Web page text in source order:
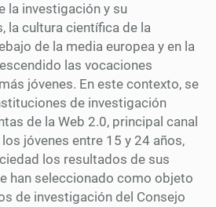
la investigación y su
la cultura científica de la
de la media europea y en la
las vocaciones
jóvenes. En este contexto, se
de investigación
de la Web 2.0, principal canal
jóvenes entre 15 y 24 años,
los resultados de sus
han seleccionado como objeto
de investigación del Consejo